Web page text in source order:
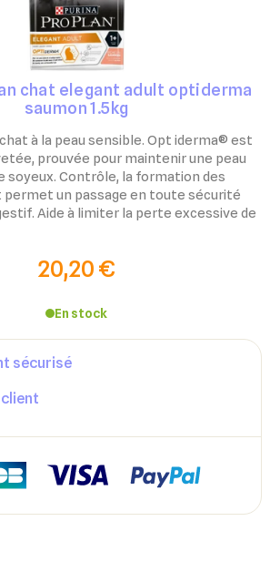
chat elegant adult optiderma
saumon 1.5kg
à la peau sensible. Opt iderma® est
prouvée pour maintenir une peau
soyeux. Contrôle, la formation des
permet un passage en toute sécurité
Aide à limiter la perte excessive de
20,20 €
En stock
sécurisé